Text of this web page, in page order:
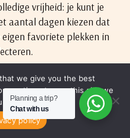
vrijheid: je kunt je
aantal dagen kiezen dat
favoriete plekken in
tours
Planning a trip?
Chat with us
we give you the best
continue to use this site we
happy with it.
policy